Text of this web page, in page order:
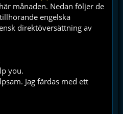
månaden. Nedan följer de
engelska
direktöversättning av
you.
Jag färdas med ett